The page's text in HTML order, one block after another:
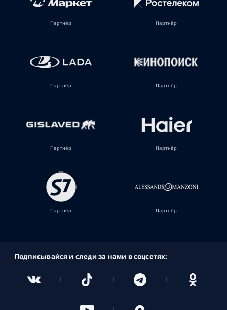
Партнёр Партнёр
Партнёр Партнёр
Партнёр Партнёр
Партнёр Партнёр
Подписывайся и следи за нами в соцсетях: